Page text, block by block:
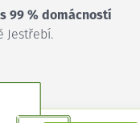
99 % domácností
Jestřebí.